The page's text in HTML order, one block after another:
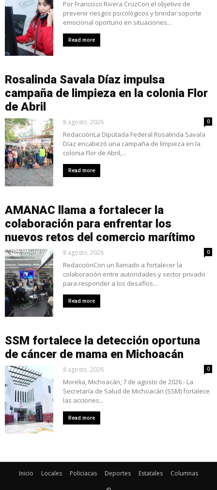
Por Francisco Rivera CruzCon el objetivo de
prevenir riesgos psicológicos y brindar soporte
emocional oportuno en situaciones...
Read more
Rosalinda Savala Díaz impulsa
campaña de limpieza en la colonia Flor
de Abril
8 agosto, 2026 0
RedacciónLa Diputada Federal Rosalinda Savala
Díaz encabezó una campaña de limpieza en la
colonia Flor de Abril,...
Read more
AMANAC llama a fortalecer la
colaboración para enfrentar los
nuevos retos del comercio marítimo
8 agosto, 2026 0
RedacciónCon un llamado a fortalecer la
colaboración entre autoridades y sector privado
para responder a los desafíos...
Read more
SSM fortalece la detección oportuna
de cáncer de mama en Michoacán
8 agosto, 2026 0
Morelia, Michoacán, 7 de agosto de 2026.- La
Secretaría de Salud de Michoacán (SSM) fortalece
las acciones...
Read more
Inicio Locales Policiacas Deportes Estatales Columnas